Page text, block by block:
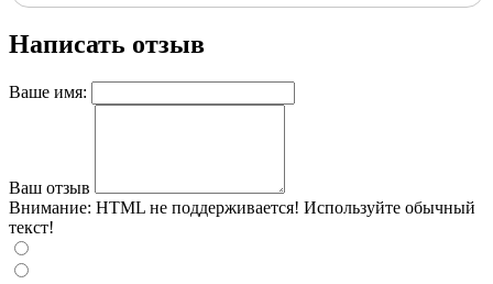
Написать отзыв
Ваше имя:
Ваш отзыв
Внимание: HTML не поддерживается! Используйте обычный
текст!